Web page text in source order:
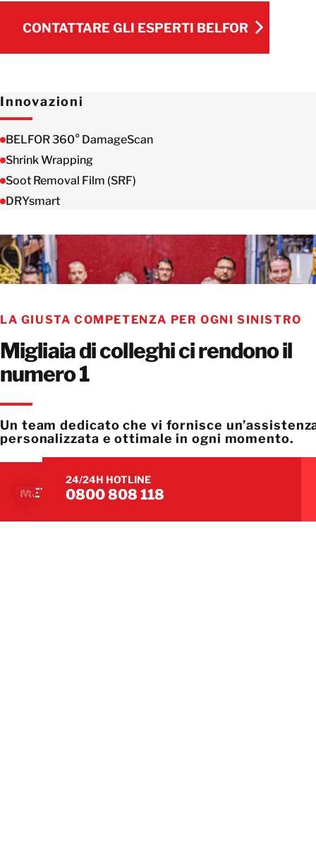
Innovazioni
BELFOR 360° DamageScan
Shrink Wrapping
Soot Removal Film (SRF)
DRYsmart
CONTATTARE GLI ESPERTI BELFOR
LA GIUSTA COMPETENZA PER OGNI SINISTRO
Migliaia di colleghi ci rendono il
numero 1
Un team dedicato che vi fornisce
personalizzata e ottimale in ogni momento.
METTETEVI IN CONTATTO CON IL NOSTRO
24/24H HOTLINE
0800 808 118